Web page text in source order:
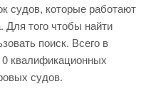
судов, которые работают
Для того чтобы найти
поиск. Всего в
0 квалификационных
судов.